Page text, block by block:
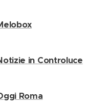
in Controluce
Roma